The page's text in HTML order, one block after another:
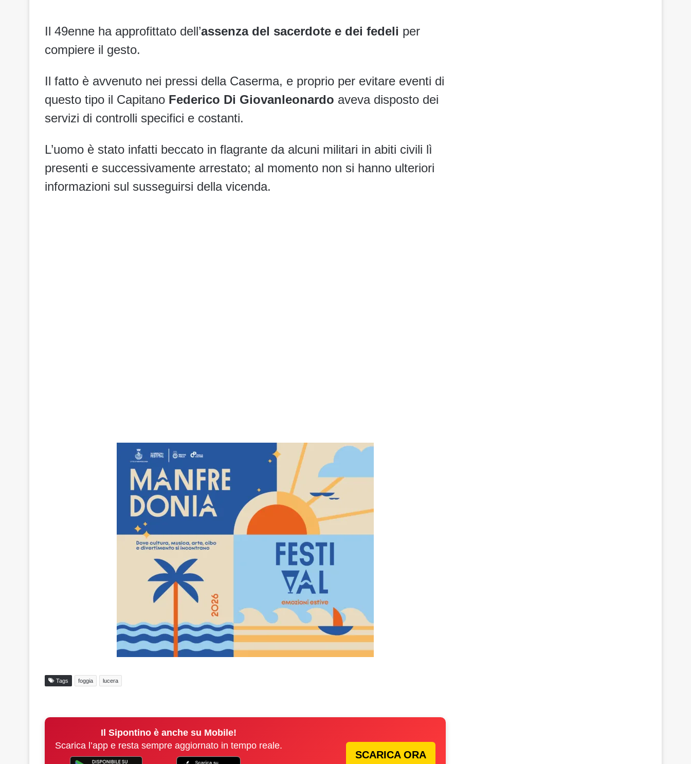
Il 49enne ha approfittato dell’assenza del sacerdote e dei fedeli per
compiere il gesto.
Il fatto è avvenuto nei pressi della Caserma, e proprio per evitare eventi di
questo tipo il Capitano Federico Di Giovanleonardo aveva disposto dei
servizi di controlli specifici e costanti.
L’uomo è stato infatti beccato in flagrante da alcuni militari in abiti civili lì
presenti e successivamente arrestato; al momento non si hanno ulteriori
informazioni sul susseguirsi della vicenda.
Tags foggia lucera
Il Sipontino è anche su Mobile!
Scarica l’app e resta sempre aggiornato in tempo reale.
SCARICA ORA